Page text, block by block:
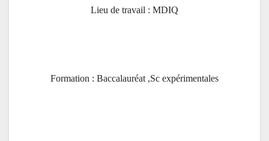
Lieu de travail : MDIQ
Formation : Baccalauréat ,Sc expérimentales